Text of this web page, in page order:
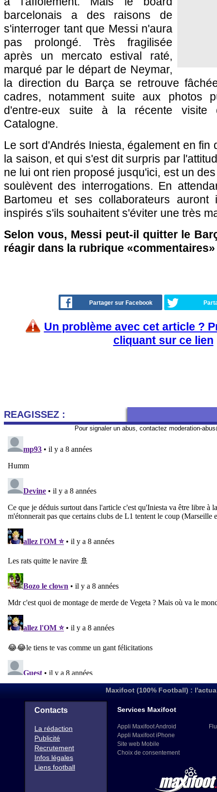
barcelonais a des raisons de
s'interroger tant que Messi n'aura
pas prolongé. Très fragilisée
après un mercato estival raté,
marqué par le départ de Neymar,
la direction du Barça se retrouve
cadres, notamment suite aux photos
d'entre-eux suite à la récente visite
Catalogne.
Le sort d'Andrés Iniesta, également en fin
la saison, et qui s'est dit surpris par
ne lui ont rien proposé jusqu'ici, est un
soulèvent des interrogations. En
Bartomeu et ses collaborateurs
inspirés s'ils souhaitent s'éviter une très
Selon vous, Messi peut-il quitter le
réagir dans la rubrique
Partager sur Facebook
Un problème avec cet article ?
cliquant sur ce lien
REAGISSEZ :
Pour signaler un abus, contactez moderation-
Maxifoot (100% Football) :
Contacts
La rédaction
Publicité
Recrutement
Infos légales
Liens football
Services Maxifoot
Appli Maxifoot Android
Appli Maxifoot iPhone
Site web Mobile
Choix de consentement